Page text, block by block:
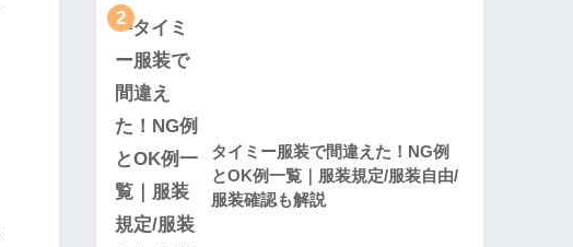
2
タイミー服装で間違えた！NG例
とOK例一覧｜服装規定/服装自由/
服装確認も解説